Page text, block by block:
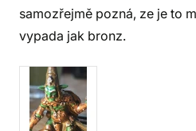
samozřejmě pozná, ze je to
vypada jak bronz.